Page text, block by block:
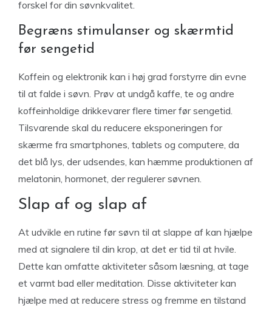
forskel for din søvnkvalitet.
Begræns stimulanser og skærmtid
før sengetid
Koffein og elektronik kan i høj grad forstyrre din evne
til at falde i søvn. Prøv at undgå kaffe, te og andre
koffeinholdige drikkevarer flere timer før sengetid.
Tilsvarende skal du reducere eksponeringen for
skærme fra smartphones, tablets og computere, da
det blå lys, der udsendes, kan hæmme produktionen af
​​melatonin, hormonet, der regulerer søvnen.
Slap af og slap af
At udvikle en rutine før søvn til at slappe af kan hjælpe
med at signalere til din krop, at det er tid til at hvile.
Dette kan omfatte aktiviteter såsom læsning, at tage
et varmt bad eller meditation. Disse aktiviteter kan
hjælpe med at reducere stress og fremme en tilstand